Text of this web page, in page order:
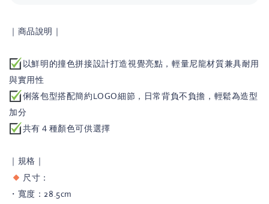
｜商品說明｜
以鮮明的撞色拼接設計打造視覺亮點，輕量尼龍材質兼具耐用
與實用性
俐落包型搭配簡約LOGO細節，日常背負不負擔，輕鬆為造型
加分
共有４種顏色可供選擇
｜規格｜
尺寸：
・寬度：28.5cm